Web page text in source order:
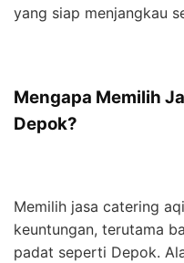
yang siap menjangkau
Mengapa Memilih
Depok?
Memilih jasa catering
keuntungan, terutama
padat seperti Depok.